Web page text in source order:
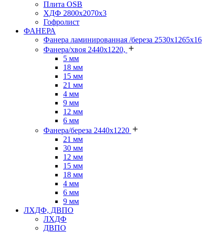
Плита OSB
ХДФ 2800х2070х3
Гофролист
ФАНЕРА
Фанера ламинированная /береза 2530х1265х16
Фанера/хвоя 2440х1220,
5 мм
18 мм
15 мм
21 мм
4 мм
9 мм
12 мм
6 мм
Фанера/береза 2440х1220
21 мм
30 мм
12 мм
15 мм
18 мм
4 мм
6 мм
9 мм
ЛХДФ, ДВПО
ЛХДФ
ДВПО